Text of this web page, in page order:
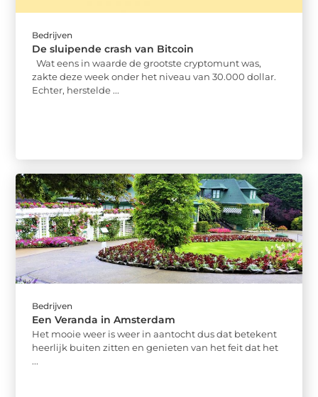
Bedrijven
De sluipende crash van Bitcoin
Wat eens in waarde de grootste cryptomunt was,
zakte deze week onder het niveau van 30.000 dollar.
Echter, herstelde ...
Bedrijven
Een Veranda in Amsterdam
Het mooie weer is weer in aantocht dus dat betekent
heerlijk buiten zitten en genieten van het feit dat het
...